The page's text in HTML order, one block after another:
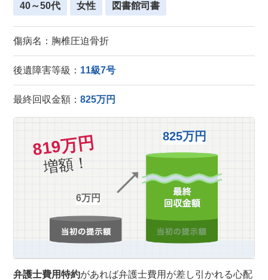
40～50代 女性 図書館司書
傷病名：胸椎圧迫骨折
後遺障害等級： 11級7号
最終回収金額：825万円
819万円
増額！
6万円
825万円
弁護士費用特約があれば弁護士費用が差し引かれる心配